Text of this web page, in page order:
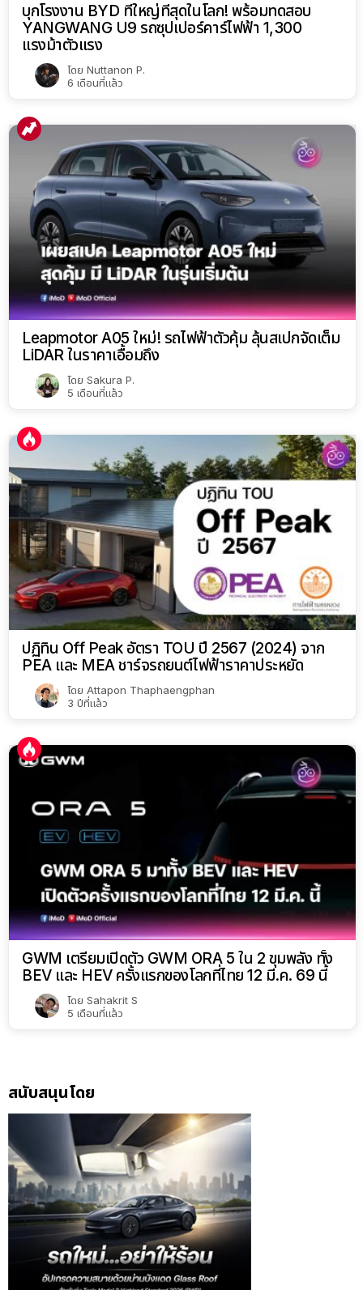
บุกโรงงาน BYD ที่ใหญ่ที่สุดในโลก! พร้อมทดสอบ
YANGWANG U9 รถซุปเปอร์คาร์ไฟฟ้า 1,300
แรงม้าตัวแรง
โดย Nuttanon P.
6 เดือนที่แล้ว
Leapmotor A05 ใหม่! รถไฟฟ้าตัวคุ้ม ลุ้นสเปกจัดเต็ม
LiDAR ในราคาเอื้อมถึง
โดย Sakura P.
5 เดือนที่แล้ว
ปฏิทิน Off Peak อัตรา TOU ปี 2567 (2024) จาก
PEA และ MEA ชาร์จรถยนต์ไฟฟ้าราคาประหยัด
โดย Attapon Thaphaengphan
3 ปีที่แล้ว
GWM เตรียมเปิดตัว GWM ORA 5 ใน 2 ขุมพลัง ทั้ง
BEV และ HEV ครั้งแรกของโลกที่ไทย 12 มี.ค. 69 นี้
โดย Sahakrit S
5 เดือนที่แล้ว
สนับสนุนโดย